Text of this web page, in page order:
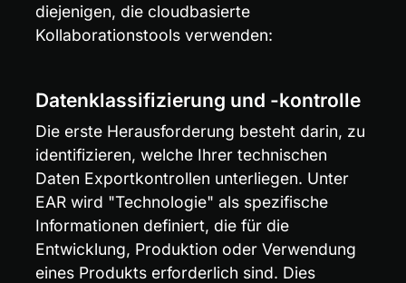
diejenigen, die cloudbasierte
Kollaborationstools verwenden:
Datenklassifizierung und -kontrolle
Die erste Herausforderung besteht darin, zu
identifizieren, welche Ihrer technischen
Daten Exportkontrollen unterliegen. Unter
EAR wird "Technologie" als spezifische
Informationen definiert, die für die
Entwicklung, Produktion oder Verwendung
eines Produkts erforderlich sind. Dies